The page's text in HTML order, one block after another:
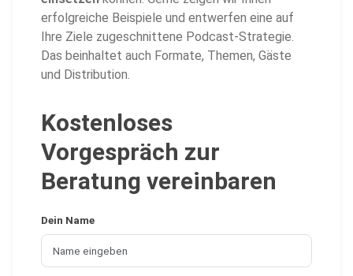
erfolgreiche Beispiele und entwerfen eine auf
Ihre Ziele zugeschnittene Podcast-Strategie.
Das beinhaltet auch Formate, Themen, Gäste
und Distribution.
Kostenloses
Vorgespräch zur
Beratung vereinbaren
Dein Name